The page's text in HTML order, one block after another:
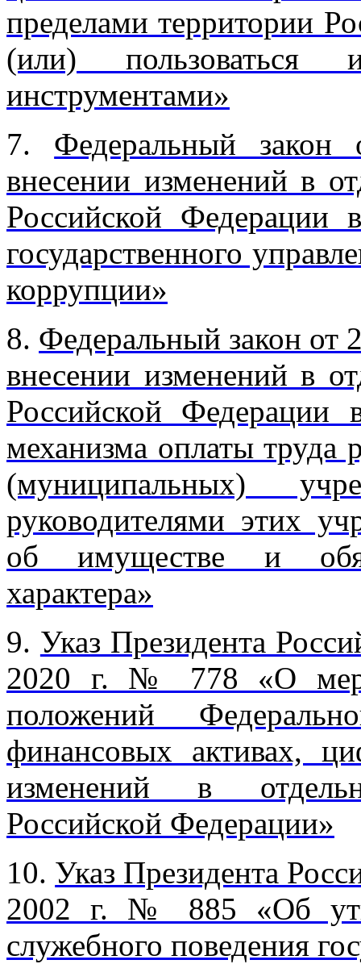
пределами территории
(или) пользоваться
инструментами»
7. Федеральный
внесении изменений в
Российской Федерации
государственного
коррупции»
8. Федеральный закон
внесении изменений в
Российской Федерации
механизма оплаты труда
(муниципальных)
руководителями этих
об имуществе и
характера»
9. Указ Президента
2020 г. № 778 «О
положений
финансовых активах,
изменений в
Российской Федерации»
10. Указ Президента
2002 г. № 885 «Об
служебного поведения